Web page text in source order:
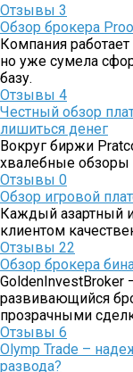
Отзывы 3
Обзор брокера
Компания
но уже сумела
базу.
Отзывы 4
Честный обзор
лишиться денег
Вокруг биржи
хвалебные обзоры
Отзывы 0
Обзор игровой
Каждый азартный
клиентом
Отзывы 22
Обзор брокера
развивающийся
прозрачными
Отзывы 6
Olymp Trade –
развода?